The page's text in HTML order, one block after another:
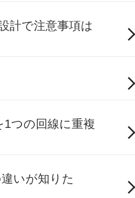
計で注意事項は
1つの回線に重複
いが知りた